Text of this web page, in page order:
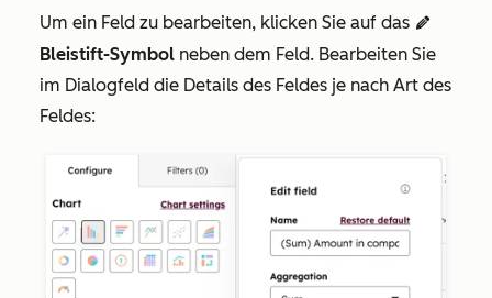
Um ein Feld zu bearbeiten, klicken Sie auf das edit
Bleistift-Symbol neben dem Feld. Bearbeiten Sie
im Dialogfeld die Details des Feldes je nach Art des
Feldes: